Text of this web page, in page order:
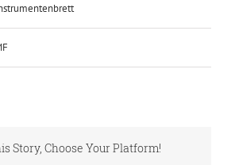
Story, Choose Your Platform!